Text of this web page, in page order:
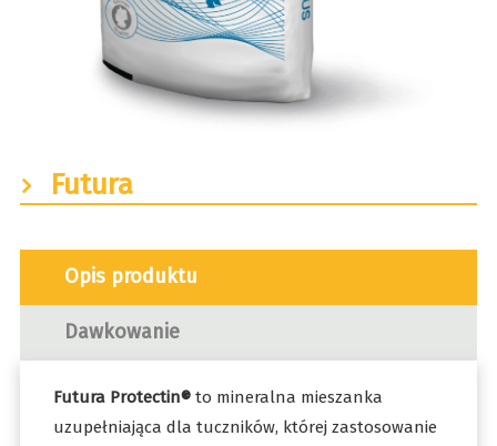
Futura
Opis produktu
Dawkowanie
Futura Protectin®to mineralna mieszanka
uzupełniająca dla tuczników, której zastosowanie